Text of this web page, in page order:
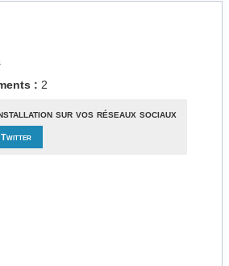
: 2
sur vos réseaux sociaux
Twitter